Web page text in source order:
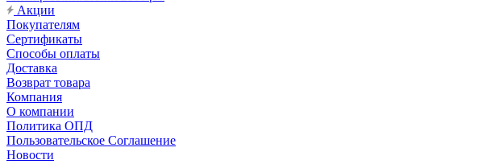
Акции
Покупателям
Сертификаты
Способы оплаты
Доставка
Возврат товара
Компания
О компании
Политика ОПД
Пользовательское Соглашение
Новости